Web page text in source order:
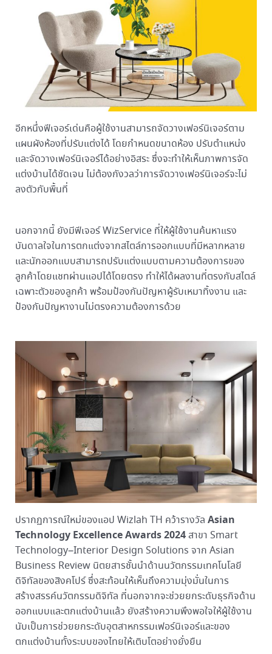
อีกหนึ่งฟีเจอร์เด่นคือผู้ใช้งานสามารถจัดวางเฟอร์นิเจอร์ตาม
แผนผังห้องที่ปรับแต่งได้ โดยกำหนดขนาดห้อง ปรับตำแหน่ง
และจัดวางเฟอร์นิเจอร์ได้อย่างอิสระ ซึ่งจะทำให้เห็นภาพการจัด
แต่งบ้านได้ชัดเจน ไม่ต้องกังวลว่าการจัดวางเฟอร์นิเจอร์จะไม่
ลงตัวกับพื้นที่
นอกจากนี้ ยังมีฟีเจอร์ WizService ที่ให้ผู้ใช้งานค้นหาแรง
บันดาลใจในการตกแต่งจากสไตล์การออกแบบที่มีหลากหลาย
และนักออกแบบสามารถปรับแต่งแบบตามความต้องการของ
ลูกค้าโดยแชทผ่านแอปได้โดยตรง ทำให้ได้ผลงานที่ตรงกับสไตล์
เฉพาะตัวของลูกค้า พร้อมป้องกันปัญหาผู้รับเหมาทิ้งงาน และ
ป้องกันปัญหางานไม่ตรงความต้องการด้วย
ปรากฏการณ์ใหม่ของแอป Wizlah TH คว้ารางวัล Asian
Technology Excellence Awards 2024สาขา Smart
Technology–Interior Design Solutions จาก Asian
Business Review นิตยสารชั้นนำด้านนวัตกรรมเทคโนโลยี
ดิจิทัลของสิงคโปร์ ซึ่งสะท้อนให้เห็นถึงความมุ่งมั่นในการ
สร้างสรรค์นวัตกรรมดิจิทัล ที่นอกจากจะช่วยยกระดับธุรกิจด้าน
ออกแบบและตกแต่งบ้านแล้ว ยังสร้างความพึงพอใจให้ผู้ใช้งาน
นับเป็นการช่วยยกระดับอุตสาหกรรมเฟอร์นิเจอร์และของ
ตกแต่งบ้านทั้งระบบของไทยให้เติบโตอย่างยั่งยืน